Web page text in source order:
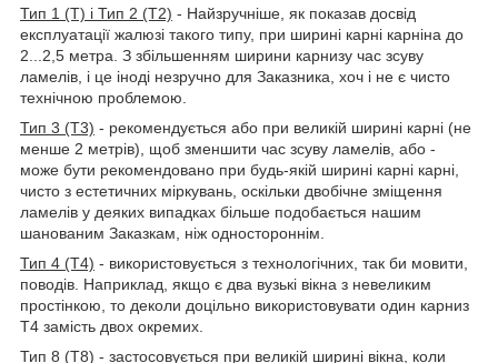
Тип 1 (Т) і Тип 2 (Т2) - Найзручніше, як показав досвід
експлуатації жалюзі такого типу, при ширині карні карніна до
2...2,5 метра. З збільшенням ширини карнизу час зсуву
ламелів, і це іноді незручно для Заказника, хоч і не є чисто
технічною проблемою.
Тип 3 (Т3) - рекомендується або при великій ширині карні (не
менше 2 метрів), щоб зменшити час зсуву ламелів, або -
може бути рекомендовано при будь-якій ширині карні карні,
чисто з естетичних міркувань, оскільки двобічне зміщення
ламелів у деяких випадках більше подобається нашим
шанованим Заказкам, ніж одностороннім.
Тип 4 (Т4) - використовується з технологічних, так би мовити,
поводів. Наприклад, якщо є два вузькі вікна з невеликим
простінкою, то деколи доцільно використовувати один карниз
Т4 замість двох окремих.
Тип 8 (Т8) - застосовується при великій ширині вікна, коли